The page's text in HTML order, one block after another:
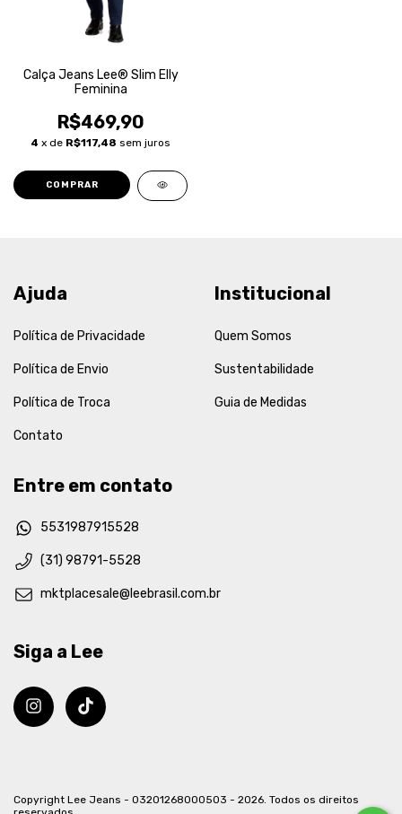
Calça Jeans Lee® Slim Elly
Feminina
R$469,90
4 x de R$117,48 sem juros
COMPRAR
Ajuda
Política de Privacidade
Política de Envio
Política de Troca
Contato
Institucional
Quem Somos
Sustentabilidade
Guia de Medidas
Entre em contato
5531987915528
(31) 98791-5528
mktplacesale@leebrasil.com.br
Siga a Lee
Copyright Lee Jeans - 03201268000503 - 2026. Todos os direitos